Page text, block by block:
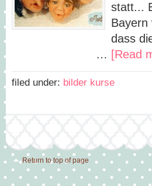
statt...
Bayern
dass
… [Read
filed under: bilder kurse
Return to top of page